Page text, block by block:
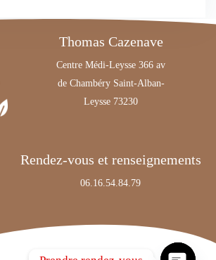
Thomas Cazenave
Centre Médi-Leysse 366 av
de Chambéry Saint-Alban-
Leysse 73230
Rendez-vous et renseignements
06.16.54.84.79